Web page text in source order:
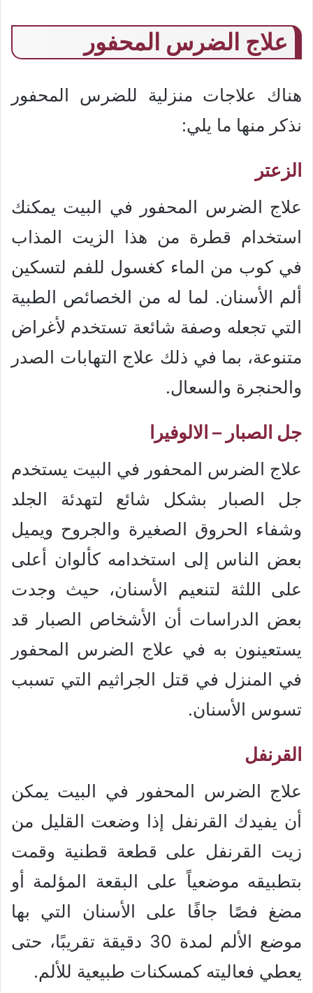
علاج الضرس المحفور
هناك علاجات منزلية للضرس المحفور
نذكر منها ما يلي:
الزعتر
علاج الضرس المحفور في البيت يمكنك
استخدام قطرة من هذا الزيت المذاب
في كوب من الماء كغسول للفم لتسكين
ألم الأسنان. لما له من الخصائص الطبية
التي تجعله وصفة شائعة تستخدم لأغراض
متنوعة، بما في ذلك علاج التهابات الصدر
والحنجرة والسعال.
جل الصبار – الالوفيرا
علاج الضرس المحفور في البيت يستخدم
جل الصبار بشكل شائع لتهدئة الجلد
وشفاء الحروق الصغيرة والجروح ويميل
بعض الناس إلى استخدامه كألوان أعلى
على اللثة لتنعيم الأسنان، حيث وجدت
بعض الدراسات أن الأشخاص الصبار قد
يستعينون به في علاج الضرس المحفور
في المنزل في قتل الجراثيم التي تسبب
تسوس الأسنان.
القرنفل
علاج الضرس المحفور في البيت يمكن
أن يفيدك القرنفل إذا وضعت القليل من
زيت القرنفل على قطعة قطنية وقمت
بتطبيقه موضعياً على البقعة المؤلمة أو
مضغ فصًا جافًا على الأسنان التي بها
موضع الألم لمدة 30 دقيقة تقريبًا، حتى
يعطي فعاليته كمسكنات طبيعية للألم.